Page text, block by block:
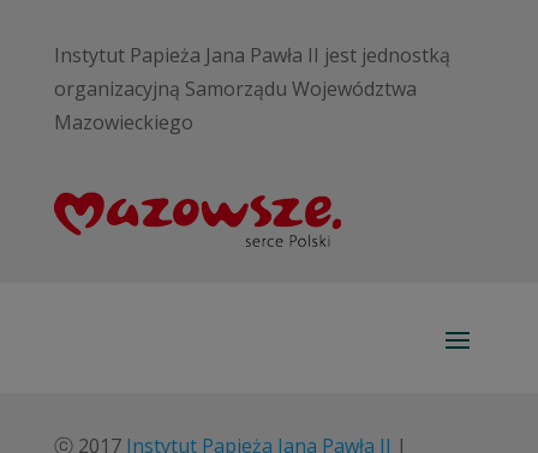
Instytut Papieża Jana Pawła II jest jednostką
organizacyjną Samorządu Województwa
Mazowieckiego
ⓒ 2017 Instytut Papieża Jana Pawła II |